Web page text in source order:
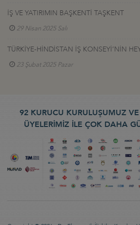
İŞ VE YATIRIMIN BAŞKENTİ TAŞKENT
29 Nisan 2025 Salı
TÜRKİYE-HİNDİSTAN İŞ KONSEYİ’NİN
23 Şubat 2025 Pazar
92 KURUCU KURULUŞUMUZ
ÜYELERİMİZ İLE ÇOK DAHA